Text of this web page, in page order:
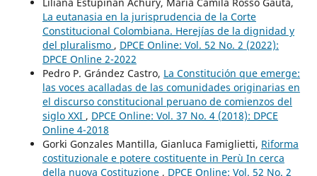
La eutanasia en la jurisprudencia de la Corte
Constitucional Colombiana. Herejías de la dignidad y
del pluralismo , DPCE Online: Vol. 52 No. 2 (2022):
DPCE Online 2-2022
Pedro P. Grández Castro, La Constitución que emerge:
las voces acalladas de las comunidades originarias en
el discurso constitucional peruano de comienzos del
siglo XXI , DPCE Online: Vol. 37 No. 4 (2018): DPCE
Online 4-2018
Gorki Gonzales Mantilla, Gianluca Famiglietti, Riforma
costituzionale e potere costituente in Perù In cerca
della nuova Costituzione , DPCE Online: Vol. 52 No. 2